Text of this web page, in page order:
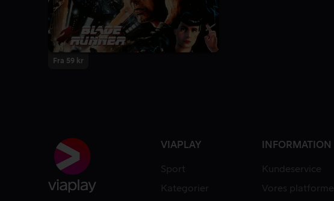
Fra 59 kr
VIAPLAY
Sport
Kategorier
INFORMATION
Kundeservice
Vores platforme